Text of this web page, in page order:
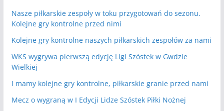
Nasze piłkarskie zespoły w toku przygotowań do sezonu.
Kolejne gry kontrolne przed nimi
Kolejne gry kontrolne naszych piłkarskich zespołów za nami
WKS wygrywa pierwszą edycję Ligi Szóstek w Gwdzie
Wielkiej
I mamy kolejne gry kontrolne, piłkarskie granie przed nami
Mecz o wygraną w I Edycji Lidze Szóstek Piłki Nożnej